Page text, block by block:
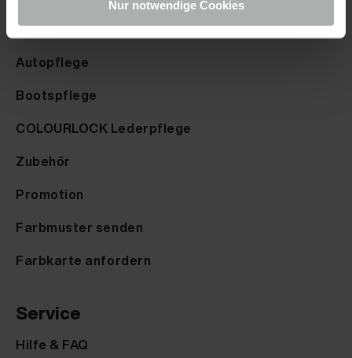
Nur notwendige Cookies
Produkte
Autopflege
Bootspflege
COLOURLOCK Lederpflege
Zubehör
Promotion
Farbmuster senden
Farbkarte anfordern
Service
Hilfe & FAQ